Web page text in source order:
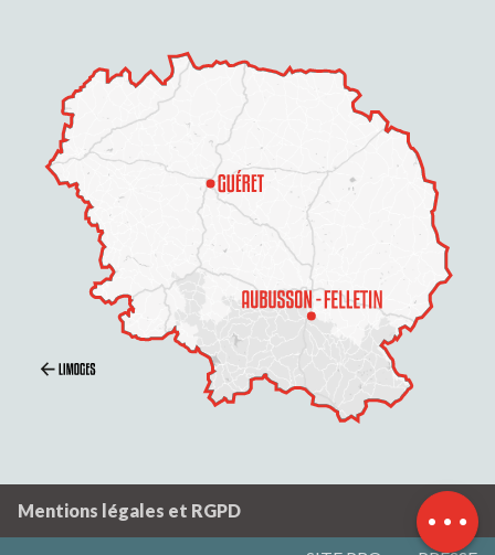
Description
Contacter par
email
Mentions légales et RGPD